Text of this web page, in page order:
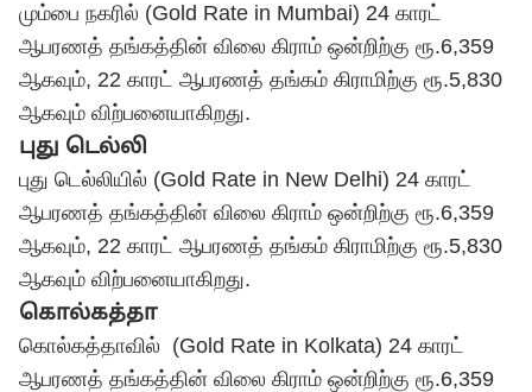
மும்பை நகரில் (Gold Rate in Mumbai) 24 காரட்
ஆபரணத் தங்கத்தின் விலை கிராம் ஒன்றிற்கு ரூ.6,359
ஆகவும், 22 காரட் ஆபரணத் தங்கம் கிராமிற்கு ரூ.5,830
ஆகவும் விற்பனையாகிறது.
புது டெல்லி
புது டெல்லியில் (Gold Rate in New Delhi) 24 காரட்
ஆபரணத் தங்கத்தின் விலை கிராம் ஒன்றிற்கு ரூ.6,359
ஆகவும், 22 காரட் ஆபரணத் தங்கம் கிராமிற்கு ரூ.5,830
ஆகவும் விற்பனையாகிறது.
கொல்கத்தா
கொல்கத்தாவில் (Gold Rate in Kolkata) 24 காரட்
ஆபரணத் தங்கத்தின் விலை கிராம் ஒன்றிற்கு ரூ.6,359